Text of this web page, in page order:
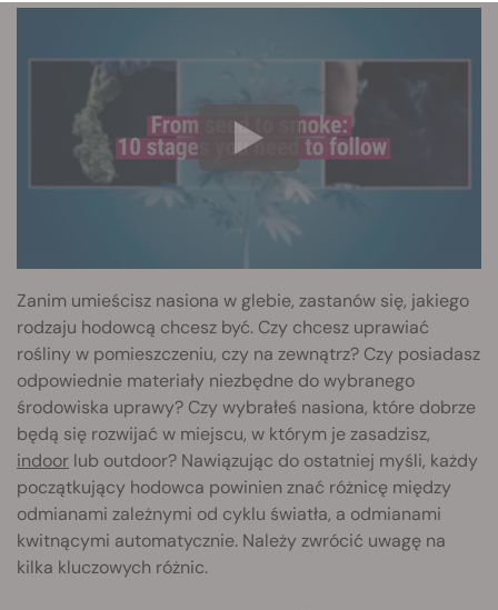
Zanim umieścisz nasiona w glebie, zastanów się, jakiego
rodzaju hodowcą chcesz być. Czy chcesz uprawiać
rośliny w pomieszczeniu, czy na zewnątrz? Czy posiadasz
odpowiednie materiały niezbędne do wybranego
środowiska uprawy? Czy wybrałeś nasiona, które dobrze
będą się rozwijać w miejscu, w którym je zasadzisz,
indoor lub outdoor? Nawiązując do ostatniej myśli, każdy
początkujący hodowca powinien znać różnicę między
odmianami zależnymi od cyklu światła, a odmianami
kwitnącymi automatycznie. Należy zwrócić uwagę na
kilka kluczowych różnic.